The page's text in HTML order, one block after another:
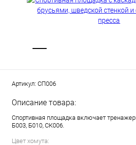
Артикул: СП006
Описание товара:
Спортивная площадка включает
Б003, Б010, СК006.
Цвет хомута: